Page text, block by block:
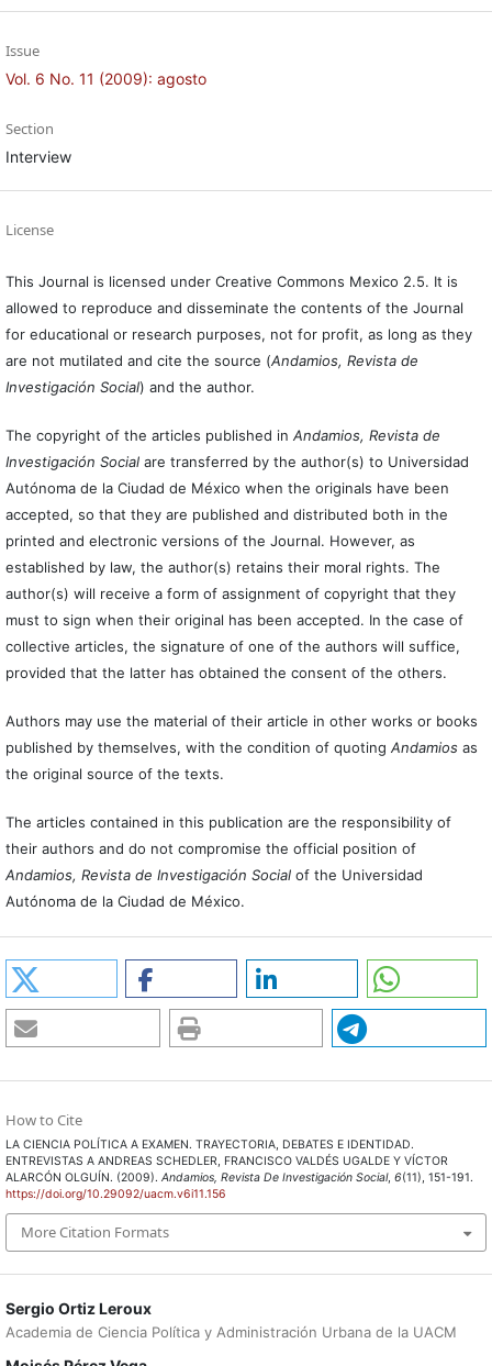
Sergio Ortiz Leroux
Academia de Ciencia Política y Administración Urbana de la UACM
Issue
Vol. 6 No. 11 (2009): agosto
Section
Interview
License
This Journal is licensed under Creative Commons Mexico 2.5. It is
allowed to reproduce and disseminate the contents of the Journal
for educational or research purposes, not for profit, as long as they
are not mutilated and cite the source (Andamios, Revista de
Investigación Social) and the author.
The copyright of the articles published in Andamios, Revista de
Investigación Socialare transferred by the author(s) to Universidad
Autónoma de la Ciudad de México when the originals have been
accepted, so that they are published and distributed both in the
printed and electronic versions of the Journal. However, as
established by law, the author(s) retains their moral rights. The
author(s) will receive a form of assignment of copyright that they
must to sign when their original has been accepted. In the case of
collective articles, the signature of one of the authors will suffice,
provided that the latter has obtained the consent of the others.
Authors may use the material of their article in other works or books
published by themselves, with the condition of quoting Andamiosas
the original source of the texts.
The articles contained in this publication are the responsibility of
their authors and do not compromise the official position of
Andamios, Revista de Investigación Social of the Universidad
Autónoma de la Ciudad de México.
How to Cite
LA CIENCIA POLÍTICA A EXAMEN. TRAYECTORIA, DEBATES E IDENTIDAD.
ENTREVISTAS A ANDREAS SCHEDLER, FRANCISCO VALDÉS UGALDE Y VÍCTOR
ALARCÓN OLGUÍN. (2009). Andamios, Revista De Investigación Social, 6(11), 151-191.
https://doi.org/10.29092/uacm.v6i11.156
More Citation Formats